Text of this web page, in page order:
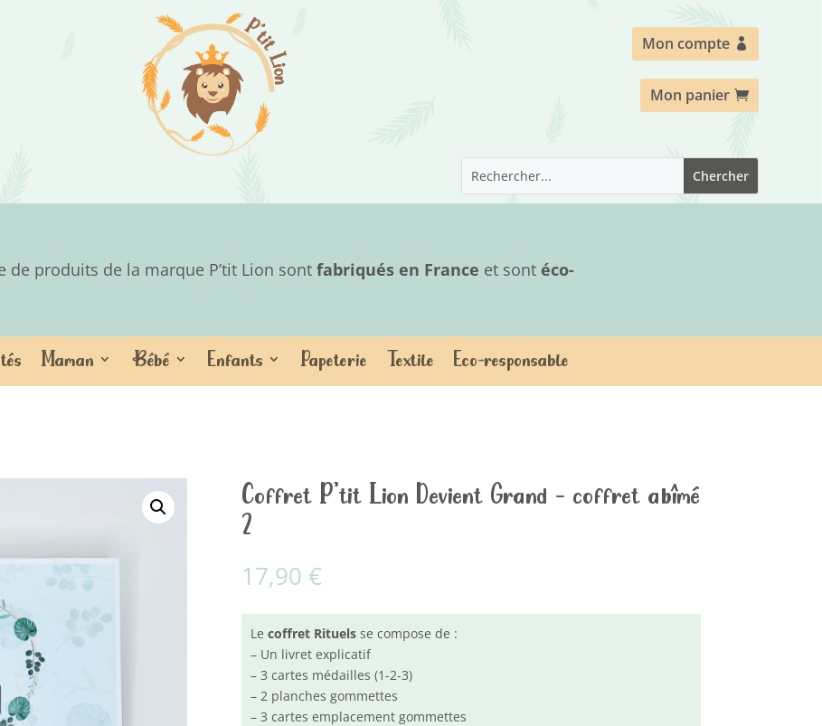
Mon compte
Mon panier
de produits de la marque P’tit Lion sont fabriqués en France et sont éco-
Maman Bébé Enfants Papeterie Textile Eco-responsable
Coffret P’tit Lion Devient Grand – coffret abîmé
2
17,90 €
Le coffret Rituelsse compose de :
– Un livret explicatif
– 3 cartes médailles (1-2-3)
– 2 planches gommettes
– 3 cartes emplacement gommettes